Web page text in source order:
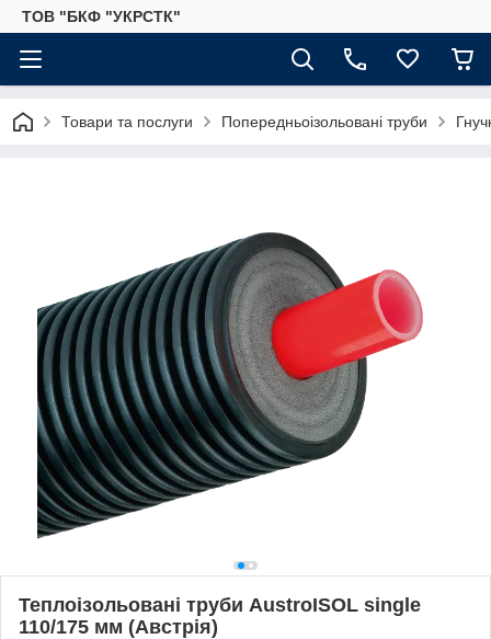
ТОВ "БКФ "УКРСТК"
Товари та послуги Попередньоізольовані труби
Теплоізольовані труби AustroISOL single
110/175 мм (Австрія)